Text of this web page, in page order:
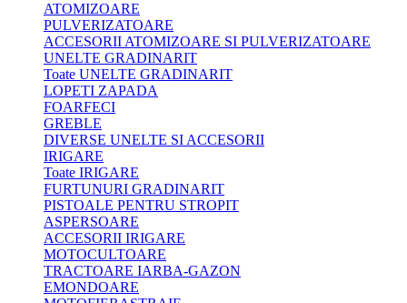
ATOMIZOARE
PULVERIZATOARE
ACCESORII ATOMIZOARE SI PULVERIZATOARE
UNELTE GRADINARIT
Toate UNELTE GRADINARIT
LOPETI ZAPADA
FOARFECI
GREBLE
DIVERSE UNELTE SI ACCESORII
IRIGARE
Toate IRIGARE
FURTUNURI GRADINARIT
PISTOALE PENTRU STROPIT
ASPERSOARE
ACCESORII IRIGARE
MOTOCULTOARE
TRACTOARE IARBA-GAZON
EMONDOARE